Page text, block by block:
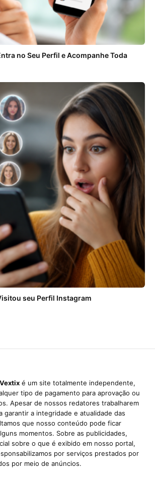
no Seu Perfil e Acompanhe Toda
seu Perfil Instagram
Vextix é um site totalmente independente,
tipo de pagamento para aprovação ou
Apesar de nossos redatores trabalharem
garantir a integridade e atualidade das
que nosso conteúdo pode ficar
momentos. Sobre as publicidades,
sobre o que é exibido em nosso portal,
por serviços prestados por
por meio de anúncios.